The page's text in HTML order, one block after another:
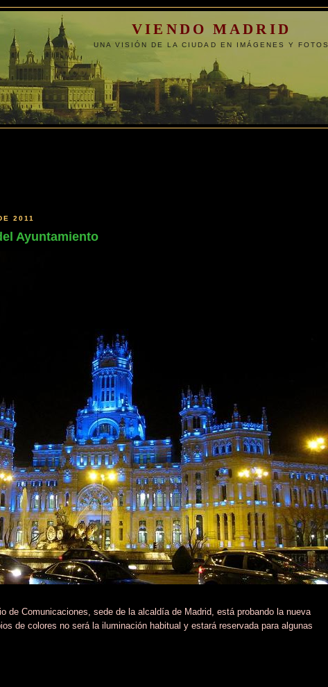
VIENDO MADRID
UNA VISIÓN DE LA CIUDAD EN IMÁGENES Y FOTOS
2011
Ayuntamiento
de Comunicaciones, sede de la alcaldía de Madrid, está probando la nueva
de colores no será la iluminación habitual y estará reservada para algunas